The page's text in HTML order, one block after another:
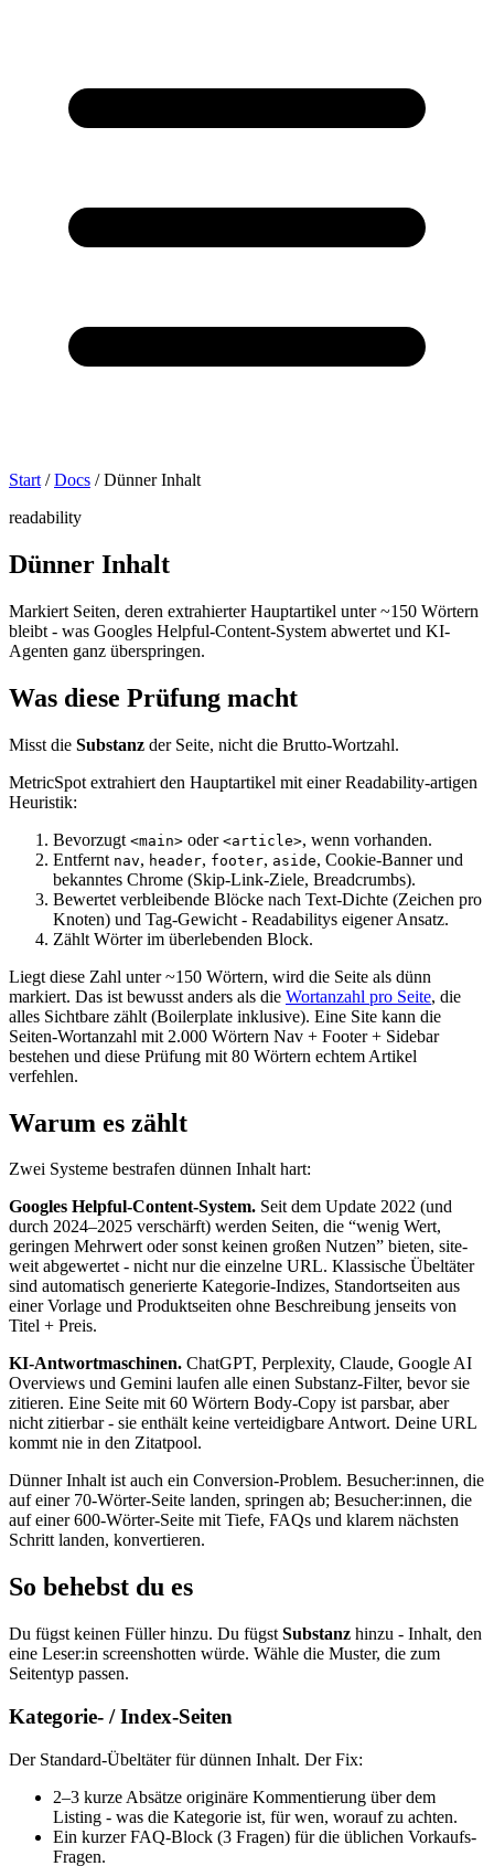
Start / Docs / Dünner Inhalt
readability
Dünner Inhalt
Markiert Seiten, deren extrahierter Hauptartikel unter ~150 Wörtern
bleibt - was Googles Helpful-Content-System abwertet und KI-
Agenten ganz überspringen.
Was diese Prüfung macht
Misst die Substanz der Seite, nicht die Brutto-Wortzahl.
MetricSpot extrahiert den Hauptartikel mit einer Readability-artigen
Heuristik:
Bevorzugt <main> oder <article>, wenn vorhanden.
Entfernt nav, header, footer, aside, Cookie-Banner und
bekanntes Chrome (Skip-Link-Ziele, Breadcrumbs).
Bewertet verbleibende Blöcke nach Text-Dichte (Zeichen pro
Knoten) und Tag-Gewicht - Readabilitys eigener Ansatz.
Zählt Wörter im überlebenden Block.
Liegt diese Zahl unter ~150 Wörtern, wird die Seite als dünn
markiert. Das ist bewusst anders als die Wortanzahl pro Seite, die
alles Sichtbare zählt (Boilerplate inklusive). Eine Site kann die
Seiten-Wortanzahl mit 2.000 Wörtern Nav + Footer + Sidebar
bestehen und diese Prüfung mit 80 Wörtern echtem Artikel
verfehlen.
Warum es zählt
Zwei Systeme bestrafen dünnen Inhalt hart:
Googles Helpful-Content-System. Seit dem Update 2022 (und
durch 2024–2025 verschärft) werden Seiten, die “wenig Wert,
geringen Mehrwert oder sonst keinen großen Nutzen” bieten, site-
weit abgewertet - nicht nur die einzelne URL. Klassische Übeltäter
sind automatisch generierte Kategorie-Indizes, Standortseiten aus
einer Vorlage und Produktseiten ohne Beschreibung jenseits von
Titel + Preis.
KI-Antwortmaschinen. ChatGPT, Perplexity, Claude, Google AI
Overviews und Gemini laufen alle einen Substanz-Filter, bevor sie
zitieren. Eine Seite mit 60 Wörtern Body-Copy ist parsbar, aber
nicht zitierbar - sie enthält keine verteidigbare Antwort. Deine URL
kommt nie in den Zitatpool.
Dünner Inhalt ist auch ein Conversion-Problem. Besucher:innen, die
auf einer 70-Wörter-Seite landen, springen ab; Besucher:innen, die
auf einer 600-Wörter-Seite mit Tiefe, FAQs und klarem nächsten
Schritt landen, konvertieren.
So behebst du es
Du fügst keinen Füller hinzu. Du fügst Substanz hinzu - Inhalt, den
eine Leser:in screenshotten würde. Wähle die Muster, die zum
Seitentyp passen.
Kategorie- / Index-Seiten
Der Standard-Übeltäter für dünnen Inhalt. Der Fix:
2–3 kurze Absätze originäre Kommentierung über dem
Listing - was die Kategorie ist, für wen, worauf zu achten.
Ein kurzer FAQ-Block (3 Fragen) für die üblichen Vorkaufs-
Fragen.